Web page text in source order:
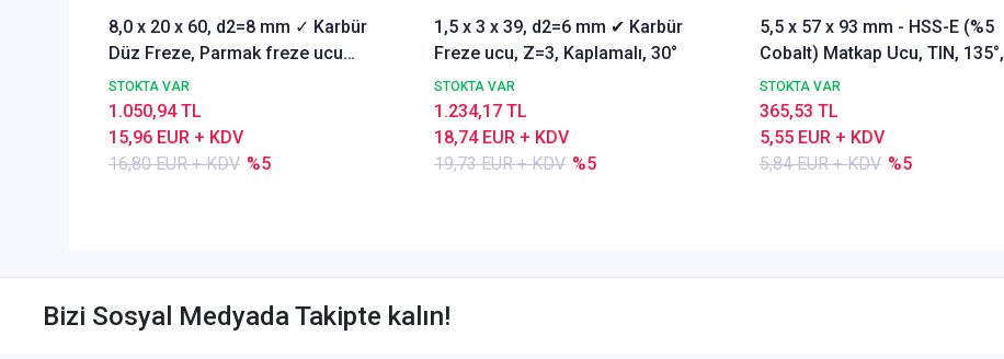
8,0 x 20 x 60, d2=8 mm ✓ Karbür
Düz Freze, Parmak freze ucu
Z=4,TiSiN Kaplamalı
STOKTA VAR
16,80 EUR + KDV %5
15,96 EUR + KDV
1.050,94 TL
1,5 x 3 x 39, d2=6 mm ✔ Karbür
Freze ucu, Z=3, Kaplamalı, 30°
STOKTA VAR
19,73 EUR + KDV %5
18,74 EUR + KDV
1.234,17 TL
5,5 x 57 x 93 mm - HSS-E (%5
Cobalt) Matkap Ucu, TIN, 135°,
DIN338 Delik Delme ucu,
Nachreiner
STOKTA VAR
5,84 EUR + KDV %5
5,55 EUR + KDV
365,53 TL
Bizi Sosyal Medyada Takipte kalın!